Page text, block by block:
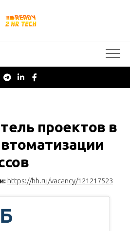
проектов в
https://hh.ru/vacancy/121217523